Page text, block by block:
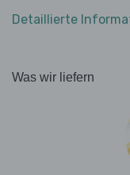
Detaillierte
Was wir liefern